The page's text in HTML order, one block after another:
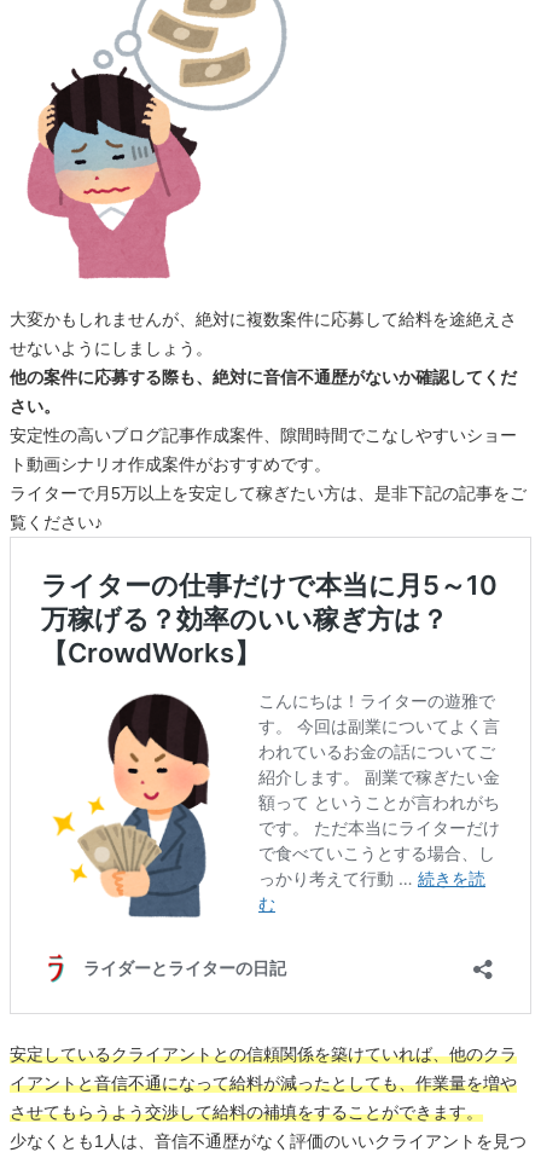
大変かもしれませんが、絶対に複数案件に応募して給料を途絶えさ
せないようにしましょう。
他の案件に応募する際も、絶対に音信不通歴がないか確認してくだ
さい。
安定性の高いブログ記事作成案件、隙間時間でこなしやすいショー
ト動画シナリオ作成案件がおすすめです。
ライターで月5万以上を安定して稼ぎたい方は、是非下記の記事をご
覧ください♪
安定しているクライアントとの信頼関係を築けていれば、他のクラ
イアントと音信不通になって給料が減ったとしても、作業量を増や
させてもらうよう交渉して給料の補填をすることができます。
少なくとも1人は、音信不通歴がなく評価のいいクライアントを見つ